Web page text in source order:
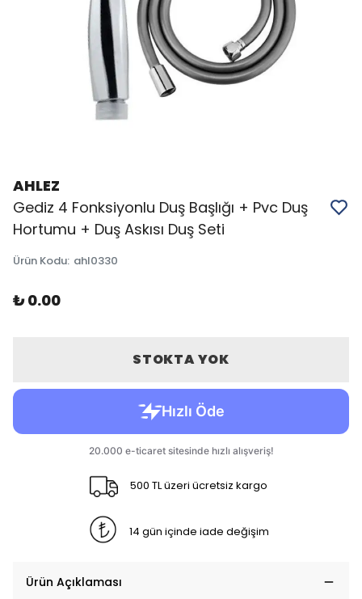
AHLEZ
Gediz 4 Fonksiyonlu Duş Başlığı + Pvc Duş
Hortumu + Duş Askısı Duş Seti
Ürün Kodu: ahl0330
₺ 0.00
STOKTA YOK
500 TL üzeri ücretsiz kargo
14 gün içinde iade değişim
Ürün Açıklaması